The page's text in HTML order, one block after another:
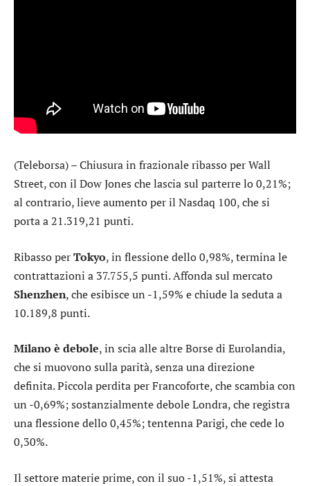
(Teleborsa) – Chiusura in frazionale ribasso per Wall
Street, con il Dow Jones che lascia sul parterre lo 0,21%;
al contrario, lieve aumento per il Nasdaq 100, che si
porta a 21.319,21 punti.
Ribasso perTokyo, in flessione dello 0,98%, termina le
contrattazioni a 37.755,5 punti. Affonda sul mercato
Shenzhen, che esibisce un -1,59% e chiude la seduta a
10.189,8 punti.
Milano è debole, in scia alle altre Borse di Eurolandia,
che si muovono sulla parità, senza una direzione
definita. Piccola perdita perFrancoforte, che scambia con
un -0,69%; sostanzialmente deboleLondra, che registra
una flessione dello 0,45%; tentennaParigi, che cede lo
0,30%.
Il settorematerie prime, con il suo -1,51%, si attesta